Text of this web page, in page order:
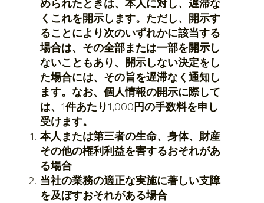
められたときは、本人に対し、遅滞な
くこれを開示します。ただし、開示す
ることにより次のいずれかに該当する
場合は、その全部または一部を開示し
ないこともあり、開示しない決定をし
た場合には、その旨を遅滞なく通知し
ます。なお、個人情報の開示に際して
は、1件あたり1,000円の手数料を申し
受けます。
本人または第三者の生命、身体、財産
その他の権利利益を害するおそれがあ
る場合
当社の業務の適正な実施に著しい支障
を及ぼすおそれがある場合